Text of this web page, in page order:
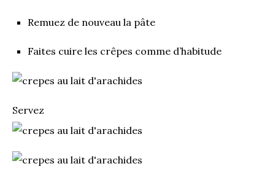
Remuez de nouveau la pâte
Faites cuire les crêpes comme d’habitude
Servez